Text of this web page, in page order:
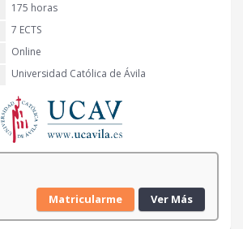
175 horas
7 ECTS
Online
Universidad Católica de Ávila
Matricularme Ver Más